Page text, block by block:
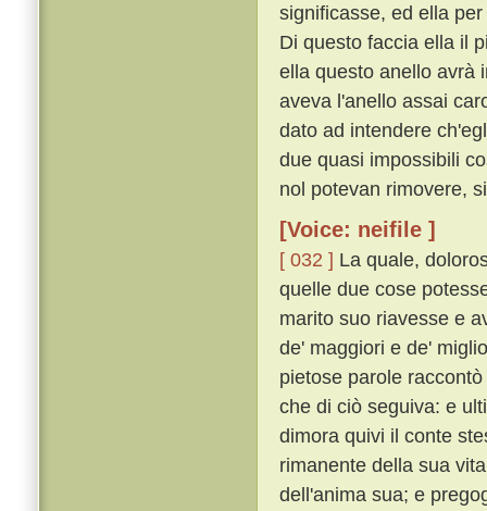
significasse, ed ella
Di questo faccia ella il
ella questo anello avrà
aveva l'anello assai
dato ad intendere
due quasi impossibili
nol potevan rimovere,
[Voice: neifile ]
[ 032 ] La quale,
quelle due cose
marito suo riavesse e
de' maggiori e de'
pietose parole
che di ciò seguiva: e
dimora quivi il conte
rimanente della sua
dell'anima sua; e